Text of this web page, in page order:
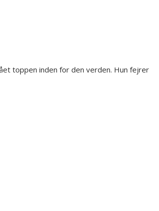
toppen inden for den verden. Hun fejrer